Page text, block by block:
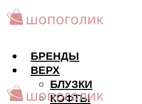
БРЕНДЫ
ВЕРХ
БЛУЗКИ
КОФТЫ